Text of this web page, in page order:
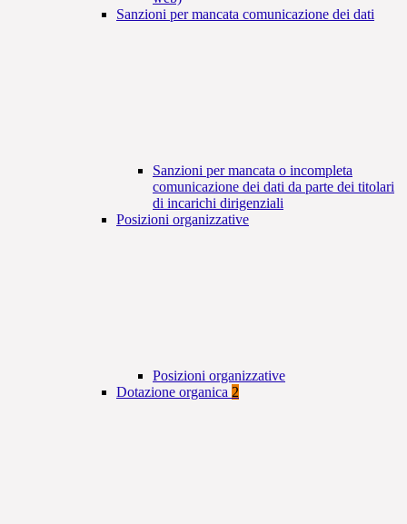
Sanzioni per mancata comunicazione dei dati
Sanzioni per mancata o incompleta
comunicazione dei dati da parte dei titolari
di incarichi dirigenziali
Posizioni organizzative
Posizioni organizzative
Dotazione organica 2